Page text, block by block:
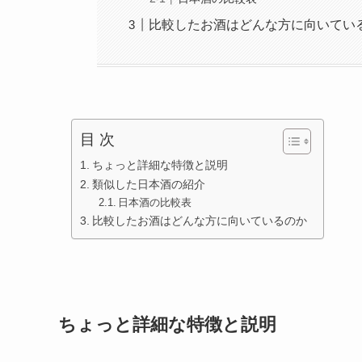
比較したお酒はどんな方に向いてい
目 次
ちょっと詳細な特徴と説明
類似した日本酒の紹介
日本酒の比較表
比較したお酒はどんな方に向いているのか
ちょっと詳細な特徴と説明